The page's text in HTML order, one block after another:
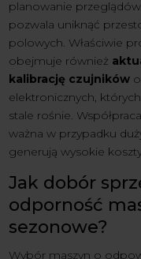
planowanie
pozwala uniknąć
polowych. Właściwie
obejmuje również
kalibrację czujników
elektronicznych,
stale rośnie.
ważna w przypadku
generują wysokie
Jak dobór
odporność
sezonowe?
Wybór maszyn o